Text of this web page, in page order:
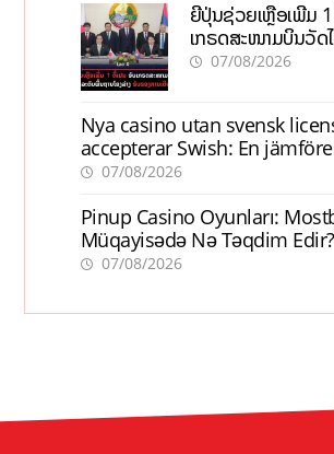
ຍີ່ປຸ່ນຊ່ວຍເຫຼືອເພີ່ມ
ເກຣດສະໜາມບິນວັດ
ການເຕີບໂຕ
07/08/2026
Nya casino utan svensk
accepterar Swish: En
07/08/2026
Pinup Casino Oyunları:
Müqayisədə Nə Təqdim Edir?
07/08/2026